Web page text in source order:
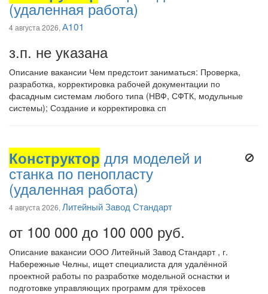
(удаленная работа)
4 августа 2026, А101
з.п. не указана
Описание вакансии Чем предстоит заниматься: Проверка,
разработка, корректировка рабочей документации по
фасадным системам любого типа (НВФ, СФТК, модульные
системы); Создание и корректировка сп
Конструктор для моделей и
станка по пенопласту
(удаленная работа)
4 августа 2026, Литейный Завод Стандарт
от 100 000 до 100 000 руб.
Описание вакансии ООО Литейный Завод Стандарт , г.
Набережные Челны, ищет специалиста для удалённой
проектной работы по разработке модельной оснастки и
подготовке управляющих программ для трёхосев